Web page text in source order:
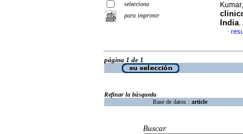
selecciona
para imprimir
India.
·
página 1 de 1
Refinar la búsqueda
Base de datos : article
Buscar